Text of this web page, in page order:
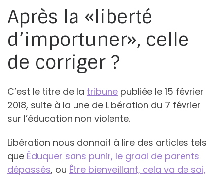
Après la «liberté
d’importuner», celle
de corriger ?
C’est le titre de la tribune publiée le 15 février
2018, suite à la une de Libération du 7 février
sur l’éducation non violente.
Libération nous donnait à lire des articles tels
que Éduquer sans punir, le graal de parents
dépassés, ou Être bienveillant, cela va de soi,